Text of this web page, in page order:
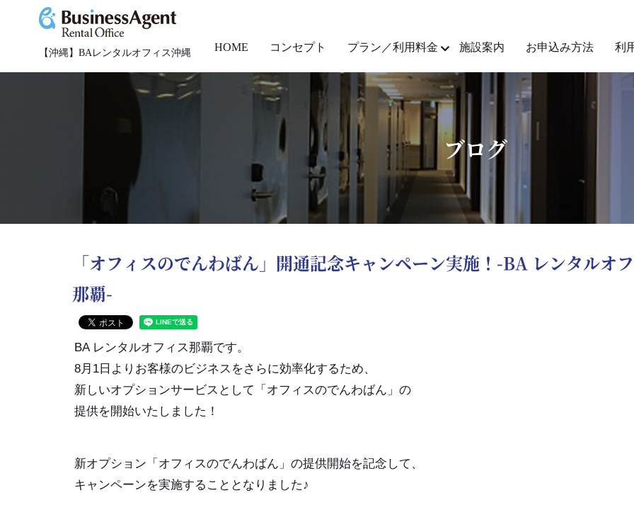
【沖縄】BAレンタルオフィス沖縄 HOME コンセプト プラン／利用料金 施設案内 お申込み方法 利
ブログ
「オフィスのでんわばん」開通記念キャンペーン実施！-BA レンタルオ
那覇-
BA レンタルオフィス那覇です。
8月1日よりお客様のビジネスをさらに効率化するため、
新しいオプションサービスとして「オフィスのでんわばん」の
提供を開始いたしました！
新オプション「オフィスのでんわばん」の提供開始を記念して、
キャンペーンを実施することとなりました♪